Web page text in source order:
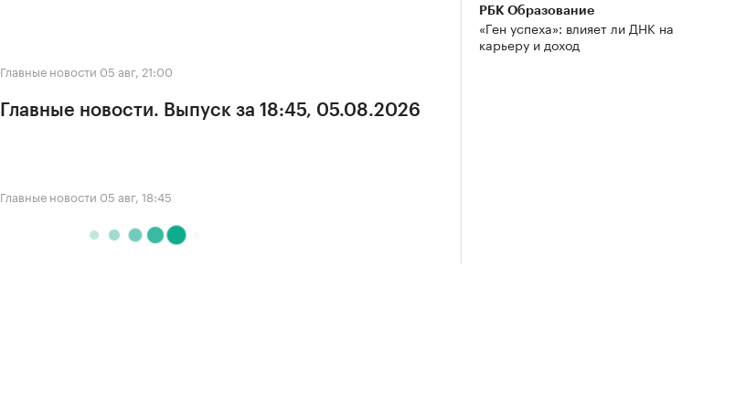
Главные новости 05 авг, 21:00
Главные новости. Выпуск за 18:45, 05.08.2026
Главные новости 05 авг, 18:45
РБК Образование
«Ген успеха»: влияет ли ДНК на
карьеру и доход